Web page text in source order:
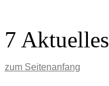
7 Aktuelles
zum Seitenanfang